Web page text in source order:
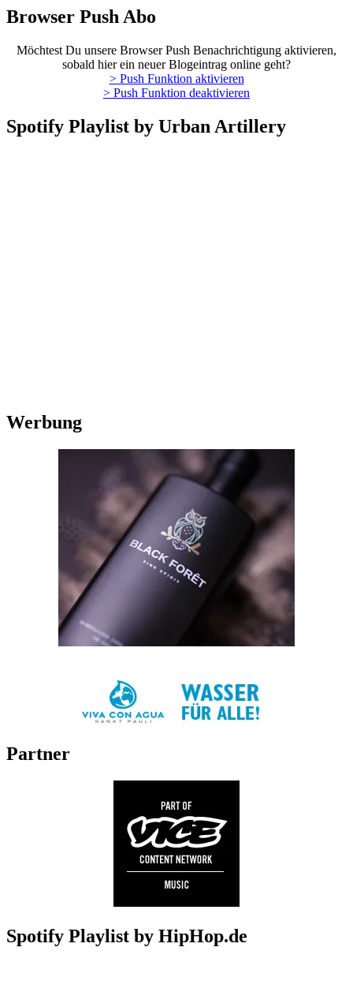
Browser Push Abo
Möchtest Du unsere Browser Push Benachrichtigung aktivieren,
sobald hier ein neuer Blogeintrag online geht?
> Push Funktion aktivieren
> Push Funktion deaktivieren
Spotify Playlist by Urban Artillery
Werbung
Partner
Spotify Playlist by HipHop.de